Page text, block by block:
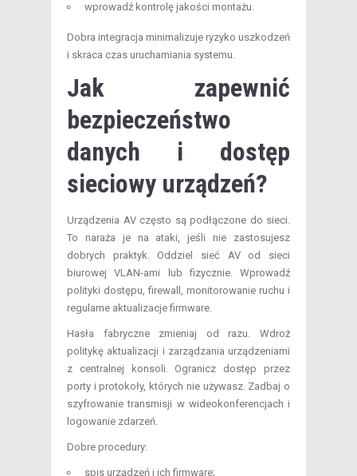
wprowadź kontrolę jakości montażu.
Dobra integracja minimalizuje ryzyko uszkodzeń
i skraca czas uruchamiania systemu.
Jak zapewnić
bezpieczeństwo
danych i dostęp
sieciowy urządzeń?
Urządzenia AV często są podłączone do sieci.
To naraża je na ataki, jeśli nie zastosujesz
dobrych praktyk. Oddziel sieć AV od sieci
biurowej VLAN-ami lub fizycznie. Wprowadź
polityki dostępu, firewall, monitorowanie ruchu i
regularne aktualizacje firmware.
Hasła fabryczne zmieniaj od razu. Wdroż
politykę aktualizacji i zarządzania urządzeniami
z centralnej konsoli. Ogranicz dostęp przez
porty i protokoły, których nie używasz. Zadbaj o
szyfrowanie transmisji w wideokonferencjach i
logowanie zdarzeń.
Dobre procedury:
spis urządzeń i ich firmware;